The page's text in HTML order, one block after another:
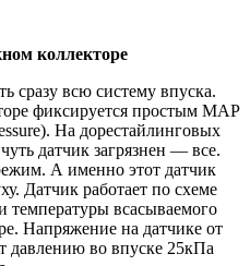
коллекторе
сразу всю систему впуска.
фиксируется простым MAP
На дорестайлинговых
датчик загрязнен — все.
А именно этот датчик
Датчик работает по схеме
температуры всасываемого
Напряжение на датчике от
давлению во впуске 25кПа